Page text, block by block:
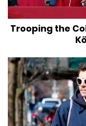
Trooping the